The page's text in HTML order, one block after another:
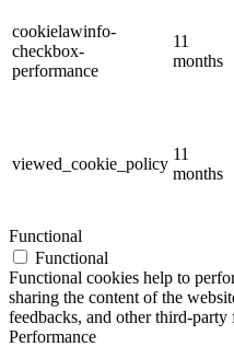
cookielawinfo-
checkbox-
performance
11
months
viewed_cookie_policy
11
months
Functional
Functional
Functional cookies help to
sharing the content of the
feedbacks, and other third-party
Performance